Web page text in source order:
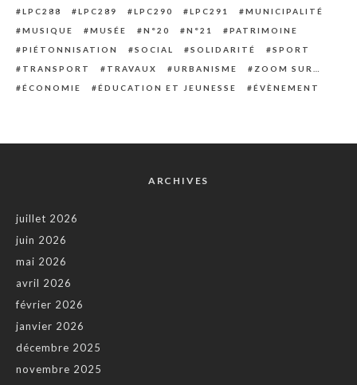
LPC288
LPC289 LPC290 LPC291
MUNICIPALITÉ
MUSIQUE
MUSÉE N°20 N°21
PATRIMOINE
PIÉTONNISATION
SOCIAL SOLIDARITÉ
SPORT
TRANSPORT
TRAVAUX URBANISME
ZOOM SUR…
ÉCONOMIE
ÉDUCATION ET JEUNESSE ÉVÈNEMENT
ARCHIVES
juillet 2026
juin 2026
mai 2026
avril 2026
février 2026
janvier 2026
décembre 2025
novembre 2025